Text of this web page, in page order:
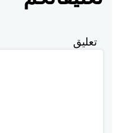
تعليق